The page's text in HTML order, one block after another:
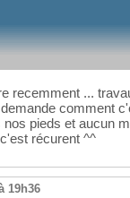
recemment ...
comment
pieds et aucun
récurent ^^
19h36